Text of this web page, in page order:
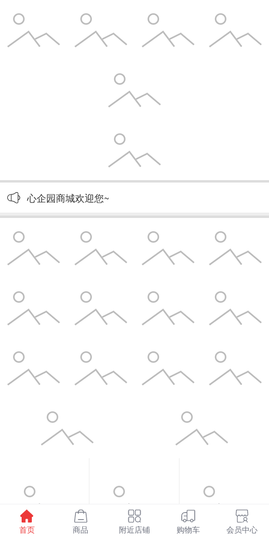
心企园商城欢迎您~
¥1598.00 ¥6.00 ¥3.50
首页 商品 附近店铺 购物车 会员中心